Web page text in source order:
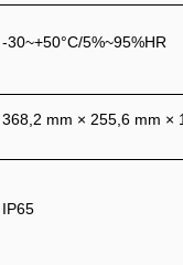
-30~+50°C/5%~95%HR
368,2 mm × 255,6 mm ×
IP65